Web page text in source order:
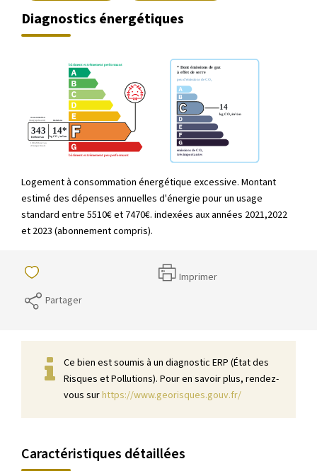
Diagnostics énergétiques
Logement à consommation énergétique excessive. Montant
estimé des dépenses annuelles d'énergie pour un usage
standard entre 5510€ et 7470€. indexées aux années 2021,2022
et 2023 (abonnement compris).
Imprimer
Partager
Ce bien est soumis à un diagnostic ERP (État des
Risques et Pollutions). Pour en savoir plus, rendez-
vous surhttps://www.georisques.gouv.fr/
Caractéristiques détaillées